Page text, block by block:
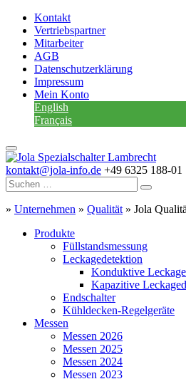
Kontakt
Vertriebspartner
Mitarbeiter
AGB
Datenschutzerklärung
Impressum
Mein Konto
English
Français
kontakt@jola-info.de +49 6325 188-01
» Unternehmen » Qualität » Jola
Produkte
Füllstandsmessung
Leckagedetektion
Konduktive
Kapazitive
Endschalter
Kühldecken-Regelgeräte
Messen
Messen 2026
Messen 2025
Messen 2024
Messen 2023